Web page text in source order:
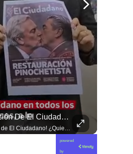
¡Nueva Edición De El Ciudadano!
¡Nueva edición de El Ciudadano! ¿Quieres tu ejemplar?
powered
by